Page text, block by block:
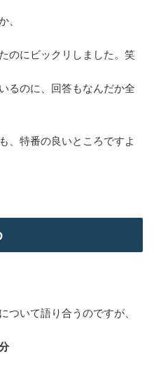
、
のにビックリしました。笑
るのに、回答もなんだか全
、特番の良いところですよ
ついて語り合うのですが、